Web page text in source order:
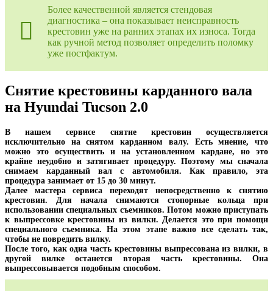
Более качественной является стендовая
диагностика – она показывает неисправность
крестовин уже на ранних этапах их износа. Тогда
как ручной метод позволяет определить поломку
уже постфактум.
Снятие крестовины карданного вала
на Hyundai Tucson 2.0
В нашем сервисе снятие крестовин осуществляется
исключительно на снятом карданном валу. Есть мнение, что
можно это осуществить и на установленном кардане, но это
крайне неудобно и затягивает процедуру. Поэтому мы сначала
снимаем карданный вал с автомобиля. Как правило, эта
процедура занимает от 15 до 30 минут.
Далее мастера сервиса переходят непосредственно к снятию
крестовин. Для начала снимаются стопорные кольца при
использовании специальных съемников. Потом можно приступать
к выпрессовке крестовины из вилки. Делается это при помощи
специального съемника. На этом этапе важно все сделать так,
чтобы не повредить вилку.
После того, как одна часть крестовины выпрессована из вилки, в
другой вилке останется вторая часть крестовины. Она
выпрессовывается подобным способом.